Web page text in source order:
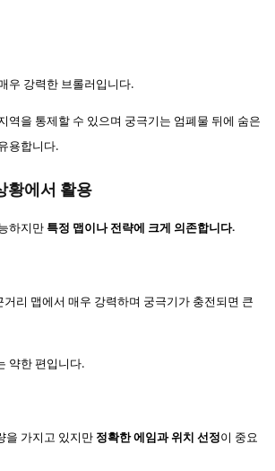
우 강력한 브롤러입니다.
역을 통제할 수 있으며 궁극기는 엄폐물 뒤에 숨은
용합니다.
황에서 활용
하지만 특정 맵이나 전략에 크게 의존합니다.
거리 맵에서 매우 강력하며 궁극기가 충전되면 큰
약한 편입니다.
을 가지고 있지만 정확한 에임과 위치 선정이 중요